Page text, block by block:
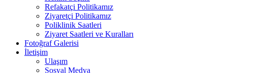
Refakatçi Politikamız
Ziyaretçi Politikamız
Poliklinik Saatleri
Ziyaret Saatleri ve Kuralları
Fotoğraf Galerisi
İletişim
Ulaşım
Sosyal Medya